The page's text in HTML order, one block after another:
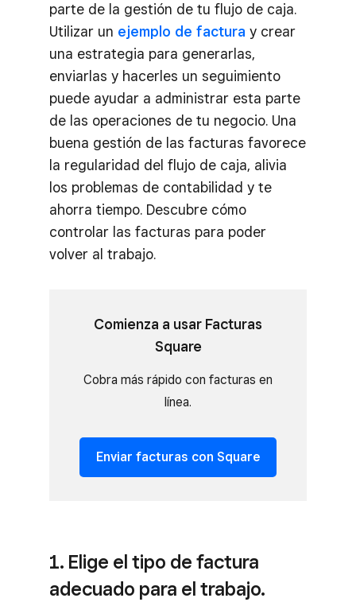
parte de la gestión de tu flujo de caja.
Utilizar un ejemplo de factura y crear
una estrategia para generarlas,
enviarlas y hacerles un seguimiento
puede ayudar a administrar esta parte
de las operaciones de tu negocio. Una
buena gestión de las facturas favorece
la regularidad del flujo de caja, alivia
los problemas de contabilidad y te
ahorra tiempo. Descubre cómo
controlar las facturas para poder
volver al trabajo.
Comienza a usar Facturas
Square
Cobra más rápido con facturas en
línea.
Enviar facturas con Square
1. Elige el tipo de factura
adecuado para el trabajo.